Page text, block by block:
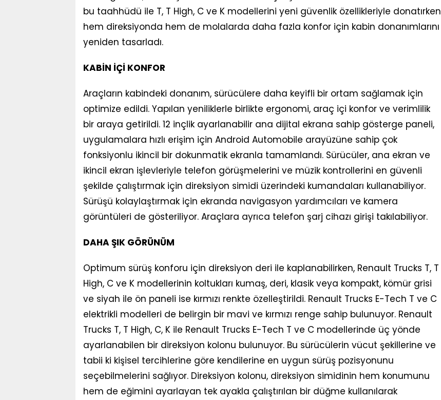
bu taahhüdü ile T, T High, C ve K modellerini yeni güvenlik özellikleriyle donatırken
hem direksiyonda hem de molalarda daha fazla konfor için kabin donanımlarını
yeniden tasarladı.
KABİN İÇİ KONFOR
Araçların kabindeki donanım, sürücülere daha keyifli bir ortam sağlamak için
optimize edildi. Yapılan yeniliklerle birlikte ergonomi, araç içi konfor ve verimlilik
bir araya getirildi. 12 inçlik ayarlanabilir ana dijital ekrana sahip gösterge paneli,
uygulamalara hızlı erişim için Android Automobile arayüzüne sahip çok
fonksiyonlu ikincil bir dokunmatik ekranla tamamlandı. Sürücüler, ana ekran ve
ikincil ekran işlevleriyle telefon görüşmelerini ve müzik kontrollerini en güvenli
şekilde çalıştırmak için direksiyon simidi üzerindeki kumandaları kullanabiliyor.
Sürüşü kolaylaştırmak için ekranda navigasyon yardımcıları ve kamera
görüntüleri de gösteriliyor. Araçlara ayrıca telefon şarj cihazı girişi takılabiliyor.
DAHA ŞIK GÖRÜNÜM
Optimum sürüş konforu için direksiyon deri ile kaplanabilirken, Renault Trucks T, T
High, C ve K modellerinin koltukları kumaş, deri, klasik veya kompakt, kömür grisi
ve siyah ile ön paneli ise kırmızı renkte özelleştirildi. Renault Trucks E-Tech T ve C
elektrikli modelleri de belirgin bir mavi ve kırmızı renge sahip bulunuyor. Renault
Trucks T, T High, C, K ile Renault Trucks E-Tech T ve C modellerinde üç yönde
ayarlanabilen bir direksiyon kolonu bulunuyor. Bu sürücülerin vücut şekillerine ve
tabii ki kişisel tercihlerine göre kendilerine en uygun sürüş pozisyonunu
seçebilmelerini sağlıyor. Direksiyon kolonu, direksiyon simidinin hem konumunu
hem de eğimini ayarlayan tek ayakla çalıştırılan bir düğme kullanılarak